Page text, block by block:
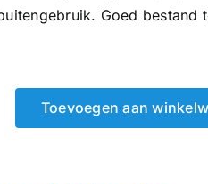
Goed
Toevoegen aan